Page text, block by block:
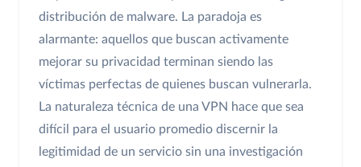
distribución de malware. La paradoja es
alarmante: aquellos que buscan activamente
mejorar su privacidad terminan siendo las
víctimas perfectas de quienes buscan vulnerarla.
La naturaleza técnica de una VPN hace que sea
difícil para el usuario promedio discernir la
legitimidad de un servicio sin una investigación